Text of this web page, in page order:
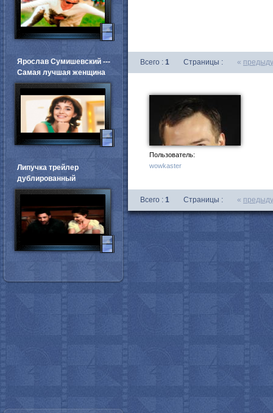
Всего : 1 Страницы : «
Пользователь:
wowkaster
Всего : 1 Страницы : «
Ярослав Сумишевский ---
Самая лучшая женщина
Липучка трейлер
дублированный